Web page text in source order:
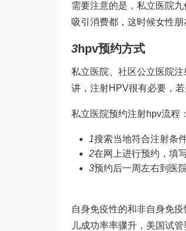
需要注意的是，私立医院
吸引消费都，这时候女性
3hpv预约方式
私立医院、社区公立医院
讲，注射HPV很有必要，
私立医院预约注射hpv流程：
1搜索当地符合注射条
2在网上进行预约，填
3预约后一周左右到医
自身免疫性的和非自身免
儿成功率率骤升，美国试